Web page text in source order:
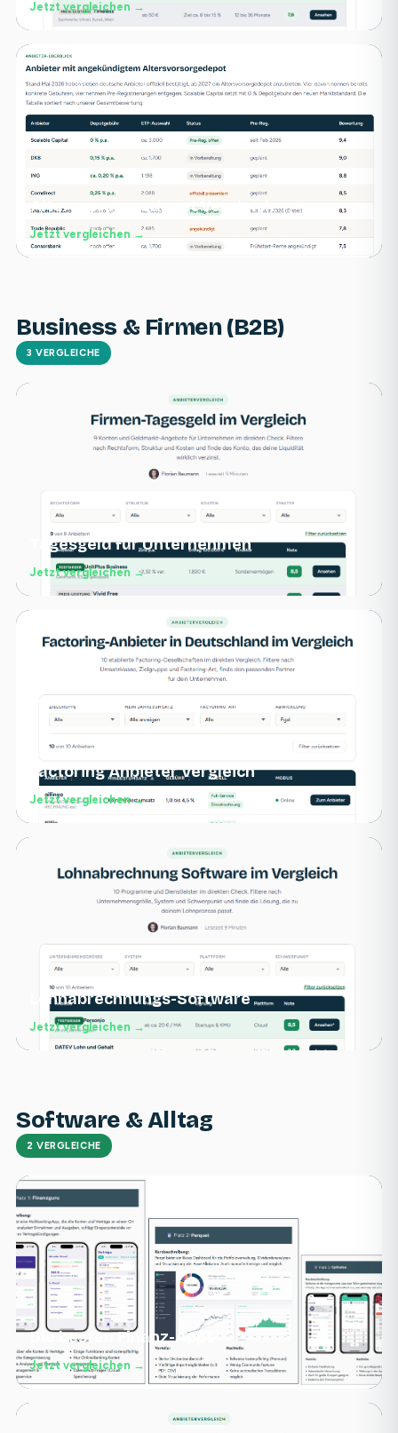
Jetzt vergleichen →
Altersvorsorgedepot Vergleich
Jetzt vergleichen →
Business & Firmen (B2B)
3 VERGLEICHE
Tagesgeld für Unternehmen
Jetzt vergleichen →
Factoring Anbieter Vergleich
Jetzt vergleichen →
Lohnabrechnungs-Software
Jetzt vergleichen →
Software & Alltag
2 VERGLEICHE
Die besten Finanz-Apps
Jetzt vergleichen →